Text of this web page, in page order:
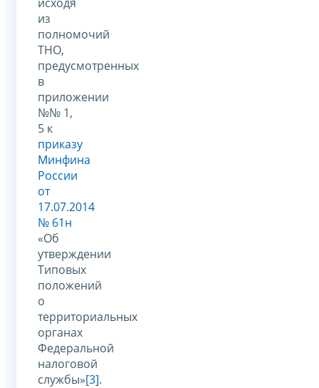
из
полномочий
ТНО,
предусмотренных
в
приложении
№№ 1,
5 к
приказу
Минфина
России
от
17.07.2014
№ 61н
«Об
утверждении
Типовых
положений
о
территориальных
органах
Федеральной
налоговой
службы»[3].